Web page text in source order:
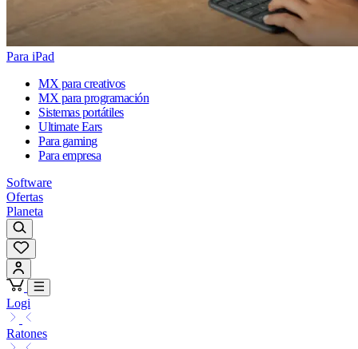
Para iPad
MX para creativos
MX para programación
Sistemas portátiles
Ultimate Ears
Para gaming
Para empresa
Software
Ofertas
Planeta
Logi
Ratones